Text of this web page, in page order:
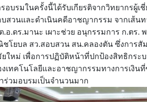
รอบรมในครั้งนี้ได้รับเกียรติจากวิทยากรผู้
บสวนและดำเนินคดีอาชญากรรม จากเส้น
.อ.ดร.มานะ เผาะช่วย อนุกรรมการ ก.ตร.​
ชโยบล สว.สอบสวน สน.คลองตัน ซึ่ง​การ
ยใหม่ เพื่อการปฏิบัติหน้าที่ปกป้องสิทธิกระ
เทคโนโลยีและอาชญากรรมทางการเงิ
ร่วมอบรมเป็นจำนวนมาก